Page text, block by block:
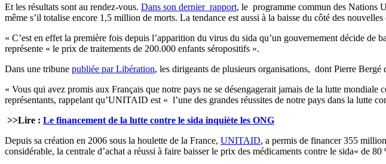
Et les résultats sont au rendez-vous. Dans son dernier rapport, le programme commun des Nations
même s’il totalise encore 1,5 million de morts. La tendance est aussi à la baisse du côté des
« C’est en effet la première fois depuis l’apparition du virus du sida qu’un gouvernement décide
représente « le prix de traitements de 200.000 enfants séropositifs ».
Dans une tribune publiée par Libération, les dirigeants de plusieurs organisations, dont Pierre
« Vous qui avez promis aux Français que notre pays ne se désengagerait jamais de la lutte
représentants, rappelant qu’UNITAID est « l’une des grandes réussites de notre pays dans la lutte
>>Lire : Le financement de la lutte contre le sida inquiète les ONG
Depuis sa création en 2006 sous la houlette de la France, UNITAID, a permis de financer 355
considérable, la centrale d’achat a réussi à faire baisser le prix des médicaments contre le sida« de